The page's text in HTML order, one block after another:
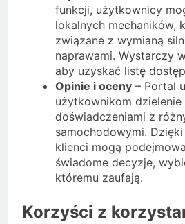
funkcji, użytkownicy
lokalnych mechaników,
związane z wymianą
naprawami. Wystarczy
aby uzyskać listę
Opinie i oceny – Portal
użytkownikom dzielenie
doświadczeniami z
samochodowymi.
klienci mogą
świadome decyzje,
któremu zaufają.
Korzyści z